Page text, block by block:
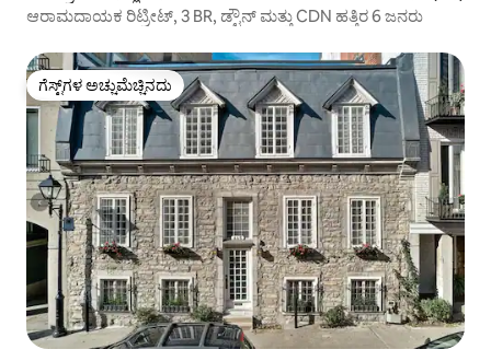
ಆರಾಮದಾಯಕ ರಿಟ್ರೀಟ್, 3 BR, ಡ್ಟೌನ್ ಮತ್ತು CDN ಹತ್ತಿರ 6 ಜನರು
ಗೆಸ್ಟ್‌ಗಳ ಅಚ್ಚುಮೆಚ್ಚಿನದು
ಗೆಸ್ಟ್‌ಗಳ ಅಚ್ಚುಮೆಚ್ಚಿನದು